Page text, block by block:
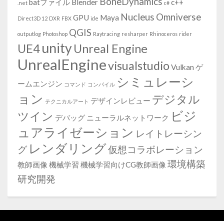
.net batファイル Blender c# c++
Direct3D 12 DXR FBX GPU ide Maya Nucleus Omniverse
outputlog Photoshop QGIS Raytracing resharper Rhinoceros rider
UE4unityUnreal Engine
UnrealEnginevisualstudio Vulkan ゲ
ームエンジン コマンド コンパイル シミュレーシ
ョン テクニカルアート デザインレビュー デジタル
ツイン デバッグ ニューラルネットワーク ビジ
ュアライゼーション レイトレーシン
グ レンダリング仮想コラボレーション
教師画像 機械学習 機械学習向けCG教師画像 環境構築
研究開発